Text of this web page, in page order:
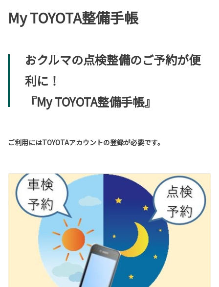
My TOYOTA整備手帳
おクルマの点検整備のご予約が便
利に！
『My TOYOTA整備手帳』
ご利用にはTOYOTAアカウントの登録が必要です。